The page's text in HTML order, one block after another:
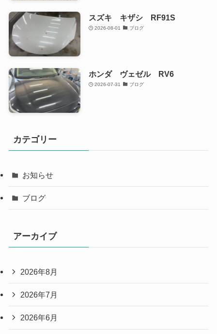
スズキ キザシ RF91S
2026-08-01 ブログ
ホンダ ヴェゼル RV6
2026-07-31 ブログ
カテゴリー
お知らせ
ブログ
アーカイブ
2026年8月
2026年7月
2026年6月